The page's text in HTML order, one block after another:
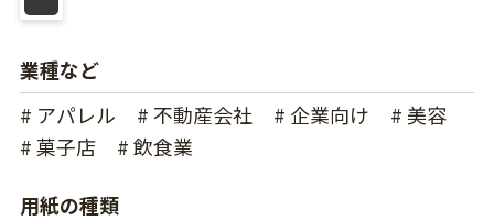
業種など
# アパレル
# 不動産会社 # 企業向け
# 美容
# 菓子店
# 飲食業
用紙の種類